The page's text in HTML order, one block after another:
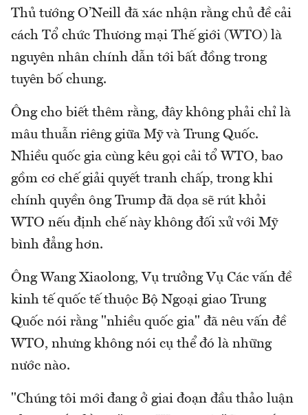
Thủ tướng O’Neill đã xác nhận rằng chủ đề cải
cách Tổ chức Thương mại Thế giới (WTO) là
nguyên nhân chính dẫn tới bất đồng trong
tuyên bố chung.
Ông cho biết thêm rằng, đây không phải chỉ là
mâu thuẫn riêng giữa Mỹ và Trung Quốc.
Nhiều quốc gia cùng kêu gọi cải tổ WTO, bao
gồm cơ chế giải quyết tranh chấp, trong khi
chính quyền ông Trump đã dọa sẽ rút khỏi
WTO nếu định chế này không đối xử với Mỹ
bình đẳng hơn.
Ông Wang Xiaolong, Vụ trưởng Vụ Các vấn đề
kinh tế quốc tế thuộc Bộ Ngoại giao Trung
Quốc nói rằng "nhiều quốc gia" đã nêu vấn đề
WTO, nhưng không nói cụ thể đó là những
nước nào.
"Chúng tôi mới đang ở giai đoạn đầu thảo luận